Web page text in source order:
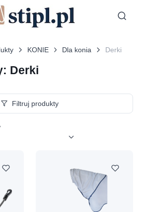
KONIE Dla konia Derki
Derki
Filtruj produkty